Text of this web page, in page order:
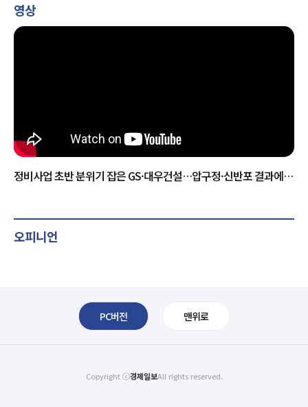
영상
정비사업 초반 분위기 잡은 GS·대우건설…압구정·신반포 결과에
오피니언
PC버전 맨위로
Copyright ⓒ경제일보All rights reserved.